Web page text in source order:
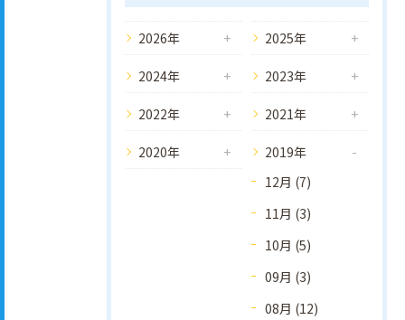
2026年 2025年
2024年 2023年
2022年 2021年
2020年
2019年
12月 (7)
11月 (3)
10月 (5)
09月 (3)
08月 (12)